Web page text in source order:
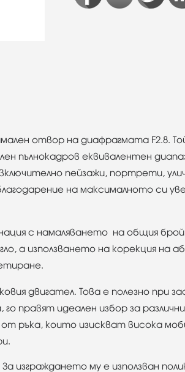
отвор на диафрагмата F2.8.
пълнокадров еквивалентен
пейзажи, портрети,
на максималното си
с намаляването на общия
а използването на корекция на
двигател. Това е полезно при
правят идеален избор за
ръка, които изискват висока
изграждането му е използван